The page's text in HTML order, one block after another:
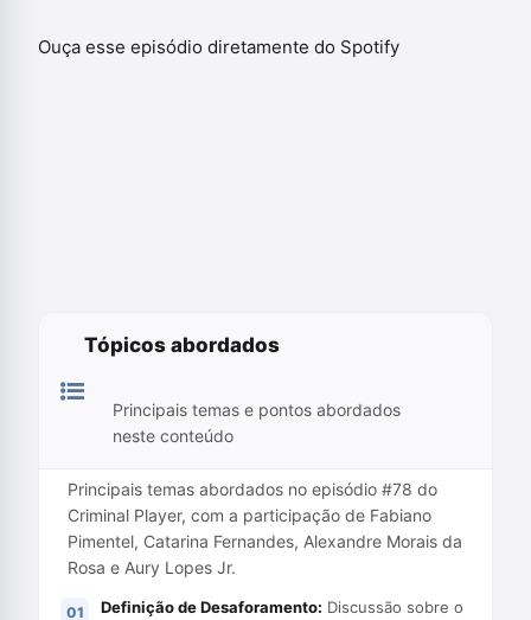
Ouça esse episódio diretamente do Spotify
Tópicos abordados
Principais temas e pontos abordados
neste conteúdo
Principais temas abordados no episódio #78 do
Criminal Player, com a participação de Fabiano
Pimentel, Catarina Fernandes, Alexandre Morais da
Rosa e Aury Lopes Jr.
Definição de Desaforamento: Discussão sobre o